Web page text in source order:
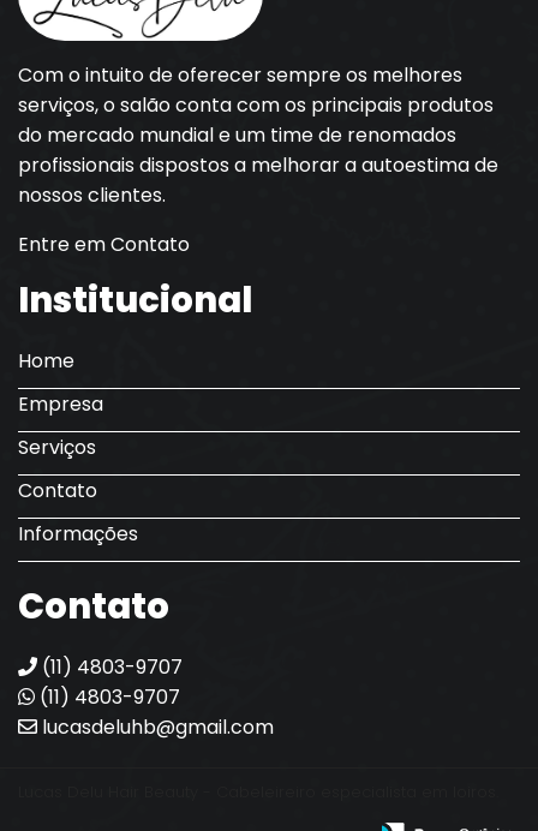
Com o intuito de oferecer sempre os melhores
serviços, o salão conta com os principais produtos
do mercado mundial e um time de renomados
profissionais dispostos a melhorar a autoestima de
nossos clientes.
Entre em Contato
Institucional
Home
Empresa
Serviços
Contato
Informações
Contato
(11) 4803-9707
(11) 4803-9707
lucasdeluhb@gmail.com